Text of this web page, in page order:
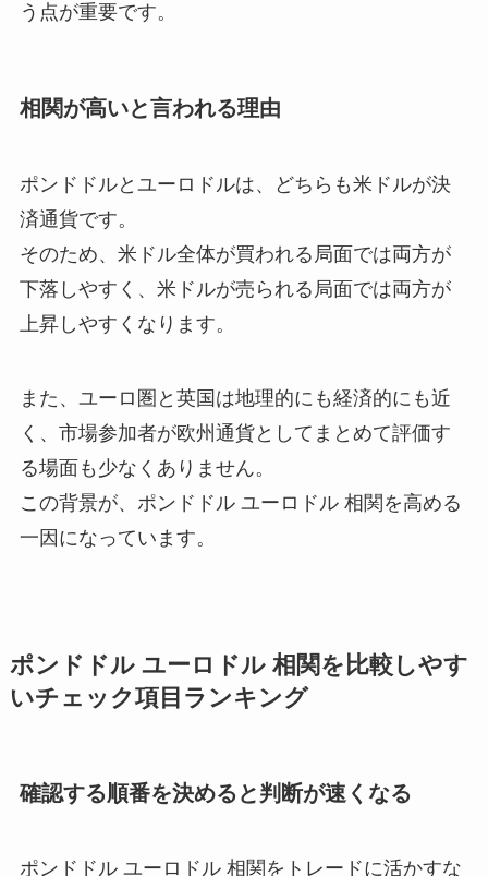
う点が重要です。
相関が高いと言われる理由
ポンドドルとユーロドルは、どちらも米ドルが決
済通貨です。
そのため、米ドル全体が買われる局面では両方が
下落しやすく、米ドルが売られる局面では両方が
上昇しやすくなります。
また、ユーロ圏と英国は地理的にも経済的にも近
く、市場参加者が欧州通貨としてまとめて評価す
る場面も少なくありません。
この背景が、ポンドドル ユーロドル 相関を高める
一因になっています。
ポンドドル ユーロドル 相関を比較しやす
いチェック項目ランキング
確認する順番を決めると判断が速くなる
ポンドドル ユーロドル 相関をトレードに活かすな